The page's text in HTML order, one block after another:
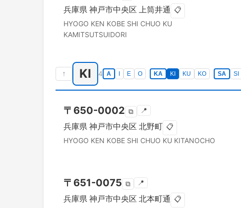
兵庫県 神戸市中央区 上筒井通 📋
HYOGO KEN KOBE SHI CHUO KU
KAMITSUTSUIDORI
↑ KI 4 A E O KA KI KU KO SA SI
〒 650-0002 ⧉ 📍
兵庫県 神戸市中央区 北野町 📋
HYOGO KEN KOBE SHI CHUO KU KITANOCHO
〒 651-0075 ⧉ 📍
兵庫県 神戸市中央区 北本町通 📋